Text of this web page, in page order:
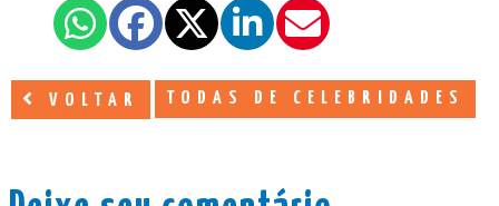
VOLTAR TODAS DE CELEBRIDADES